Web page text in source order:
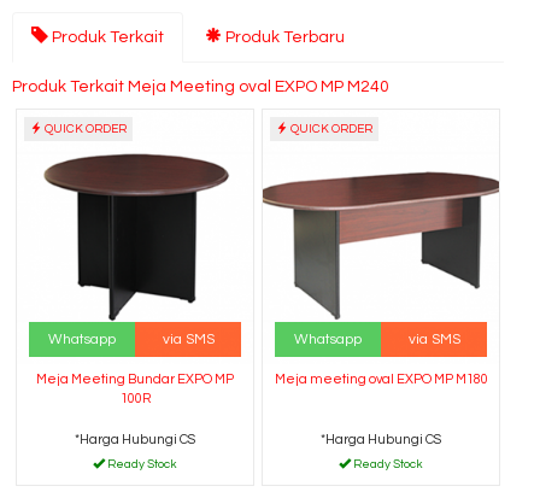
Produk Terkait Produk Terbaru
Produk Terkait Meja Meeting oval EXPO MP M240
QUICK ORDER
Whatsapp via SMS
Meja Meeting Bundar EXPO MP
100R
*Harga Hubungi CS
Ready Stock
QUICK ORDER
Whatsapp via SMS
Meja meeting oval EXPO MP M180
*Harga Hubungi CS
Ready Stock